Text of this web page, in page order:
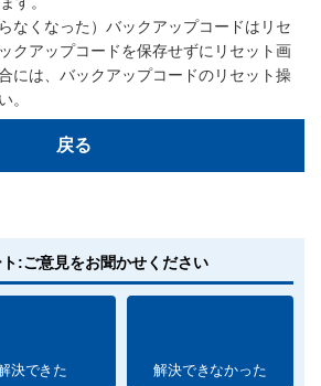
くなった）バックアップコードはリセ
クアップコードを保存せずにリセット画
には、バックアップコードのリセット操
。
戻る
:ご意見をお聞かせください
決できた 解決できなかった